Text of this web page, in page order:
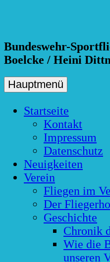
Bundeswehr-
Boelcke / Heini
Hauptmenü
Startseite
Kontakt
Impressum
Datenschutz
Neuigkeiten
Verein
Fliegen im
Der
Geschichte
Chronik
Wie die
unseren